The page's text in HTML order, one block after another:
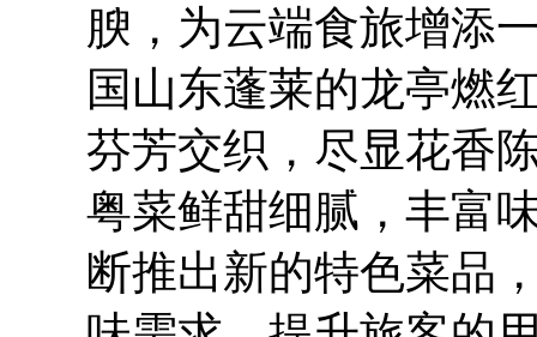
腴，为云端食旅增添
国山东蓬莱的龙亭燃
芬芳交织，尽显花香
粤菜鲜甜细腻，丰富
断推出新的特色菜品